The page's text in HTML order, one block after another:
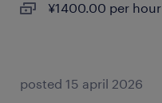
¥1400.00 per hour
posted 15 april 2026